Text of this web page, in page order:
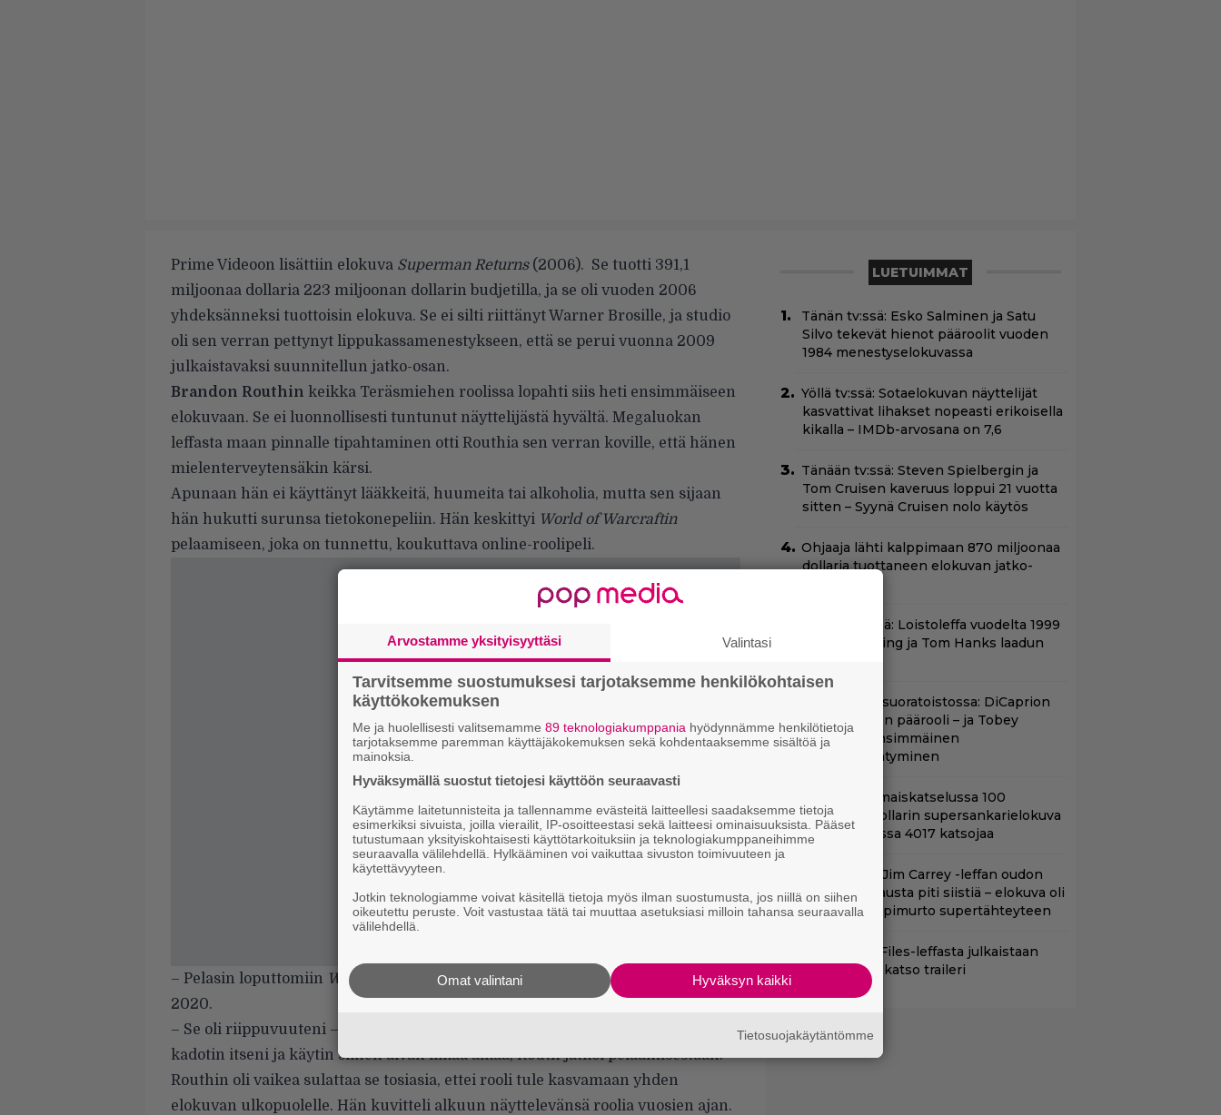
Prime Videoon lisättiin elokuva Superman Returns (2006). Se tuotti 391,1
miljoonaa dollaria 223 miljoonan dollarin budjetilla, ja se oli vuoden 2006
yhdeksänneksi tuottoisin elokuva. Se ei silti riittänyt Warner Brosille, ja studio
oli sen verran pettynyt lippukassamenestykseen, että se perui vuonna 2009
julkaistavaksi suunnitellun jatko-osan.
Brandon Routhin keikka Teräsmiehen roolissa lopahti siis heti ensimmäiseen
elokuvaan. Se ei luonnollisesti tuntunut näyttelijästä hyvältä. Megaluokan
leffasta maan pinnalle tipahtaminen otti Routhia sen verran koville, että hänen
mielenterveytensäkin kärsi.
Apunaan hän ei käyttänyt lääkkeitä, huumeita tai alkoholia, mutta sen sijaan
hän hukutti surunsa tietokonepeliin. Hän keskittyi World of Warcraftin
pelaamiseen, joka on tunnettu, koukuttava online-roolipeli.
– Pelasin loputtomiin World of Warcraftia, Routh sanoi haastattelussa vuonna
2020.
– Se oli riippuvuuteni – ja muutama muu peli matkan varrella – ja sinne
kadotin itseni ja käytin siihen aivan liikaa aikaa, Routh jatkoi pelaamisestaan.
Routhin oli vaikea sulattaa se tosiasia, ettei rooli tule kasvamaan yhden
elokuvan ulkopuolelle. Hän kuvitteli alkuun näyttelevänsä roolia vuosien ajan.
LUETUIMMAT
Tänän tv:ssä: Esko Salminen ja Satu
Silvo tekevät hienot pääroolit vuoden
1984 menestyselokuvassa
Yöllä tv:ssä: Sotaelokuvan näyttelijät
kasvattivat lihakset nopeasti erikoisella
kikalla – IMDb-arvosana on 7,6
Tänään tv:ssä: Steven Spielbergin ja
Tom Cruisen kaveruus loppui 21 vuotta
sitten – Syynä Cruisen nolo käytös
Ohjaaja lähti kalppimaan 870 miljoonaa
dollaria tuottaneen elokuvan jatko-
Tänään tv:ssä: Loistoleffa vuodelta 1999
– Stephen King ja Tom Hanks laadun
Huippuleffa suoratoistossa: DiCaprion
ensimmäinen päärooli – ja Tobey
Maguiren ensimmäinen
elokuvaesiintyminen
Scifihetki: Ilmaiskatselussa 100
miljoonan dollarin supersankarielokuva
– sai Suomessa 4017 katsojaa
Illalla tv:ssä: Jim Carrey -leffan oudon
raakaa kohtausta piti siistiä – elokuva oli
koomikon läpimurto supertähteyteen
Vanhasta X-Files-leffasta julkaistaan
K18-versio – katso traileri
Arvostamme yksityisyyttäsi Valintasi
Tarvitsemme suostumuksesi tarjotaksemme henkilökohtaisen
käyttökokemuksen
Me ja huolellisesti valitsemamme 89 teknologiakumppania hyödynnämme henkilötietoja
tarjotaksemme paremman käyttäjäkokemuksen sekä kohdentaaksemme sisältöä ja
mainoksia.
Hyväksymällä suostut tietojesi käyttöön seuraavasti
Käytämme laitetunnisteita ja tallennamme evästeitä laitteellesi saadaksemme tietoja
esimerkiksi sivuista, joilla vierailit, IP-osoitteestasi sekä laitteesi ominaisuuksista. Pääset
tutustumaan yksityiskohtaisesti käyttötarkoituksiin ja teknologiakumppaneihimme
seuraavalla välilehdellä. Hylkääminen voi vaikuttaa sivuston toimivuuteen ja
käytettävyyteen.
Jotkin teknologiamme voivat käsitellä tietoja myös ilman suostumusta, jos niillä on siihen
oikeutettu peruste. Voit vastustaa tätä tai muuttaa asetuksiasi milloin tahansa seuraavalla
välilehdellä.
Hyväksyn kaikki
Omat valintani
Tietosuojakäytäntömme